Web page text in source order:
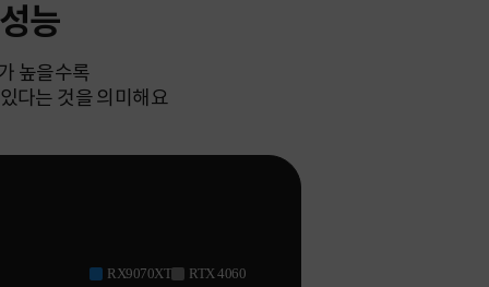
능
높을수록
다는 것을 의미해요
RX9070XT RTX 4060